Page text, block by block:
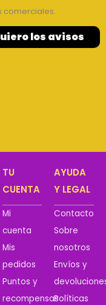
comerciales.
los avisos
TU
CUENTA
Mi
cuenta
Mis
pedidos
Puntos y
recompensas
AYUDA
Y LEGAL
Contacto
Sobre
nosotros
Envíos y
Políticas